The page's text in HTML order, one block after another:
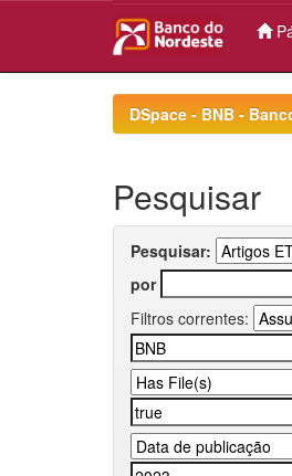
DSpace - BNB -
Pesquisar
Pesquisar:
por
Filtros correntes: